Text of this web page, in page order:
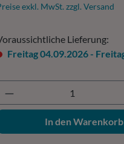
exkl. MwSt. zzgl. Versand
Lieferung:
Freitag 04.09.2026 -
Produkt Anzahl:
In den Warenkorb